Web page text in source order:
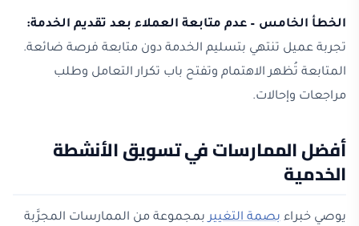
الخطأ الخامس – عدم متابعة العملاء بعد تقديم الخدمة:
تجربة عميل تنتهي بتسليم الخدمة دون متابعة فرصة ضائعة.
المتابعة تُظهر الاهتمام وتفتح باب تكرار التعامل وطلب
مراجعات وإحالات.
أفضل الممارسات في تسويق الأنشطة
الخدمية
يوصي خبراء بصمة التغيير بمجموعة من الممارسات المجرَّبة